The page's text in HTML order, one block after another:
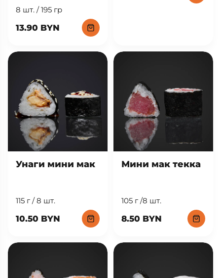
8 шт. / 195 гр
13.90 BYN
Унаги мини мак
115 г / 8 шт.
10.50 BYN
Мини мак текка
105 г /8 шт.
8.50 BYN